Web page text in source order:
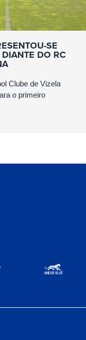
SE
DO RC
Clube de Vizela
o primeiro